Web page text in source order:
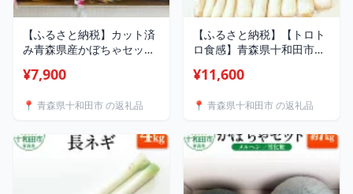
【ふるさと納税】カット済
み青森県産かぼちゃセット
2kg（各1kg） [カボチャ 国
¥7,900
📍 青森県十和田市 の返礼品
【ふるさと納税】【トロト
ロ食感】青森県十和田市産
1.5kg [ねぎ 葱 下仁田ねぎ
¥11,600
📍 青森県十和田市 の返礼品